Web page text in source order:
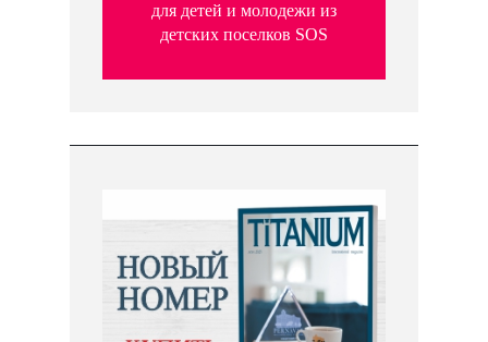
для детей и молодежи из
детских поселков SOS